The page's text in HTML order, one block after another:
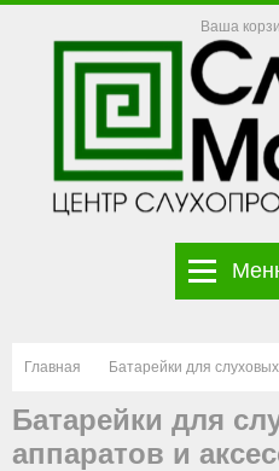
Ваша
Главная Батарейки для
Батарейки для
аппаратов и